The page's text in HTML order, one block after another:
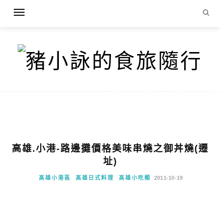
高雄.小港-路邊攤價格美味串燒之御丼燒(遷
址)
高雄小港區 高雄日式料理 高雄小吃類 2011-10-19